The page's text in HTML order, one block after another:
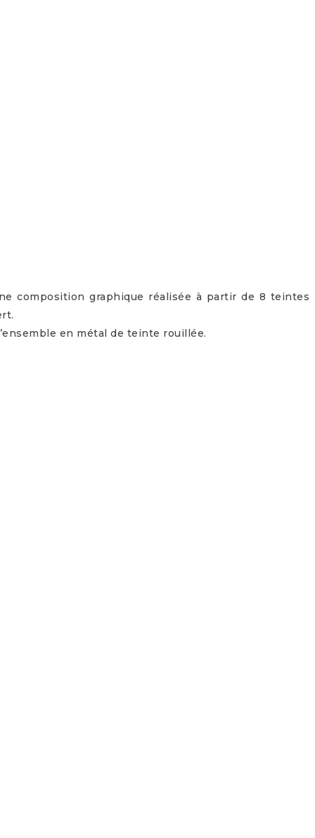
composition graphique réalisée à partir de 8 teintes
en métal de teinte rouillée.